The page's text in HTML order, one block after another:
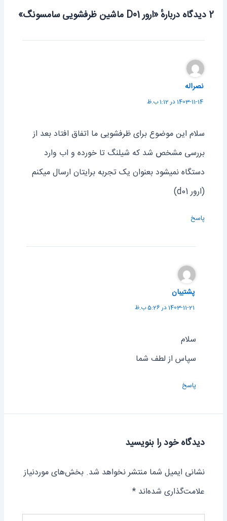
2 دیدگاه دربارهٔ «ارور D01 ماشین ظرفشویی سامسونگ»
نصراله
1403-11-14 در 1:12 ب.ظ
سلام این موضوع برای ظرفشویی ما اتفاق افتاد بعد از
بررسی مشخص شد که شیلنگ تا خورده و اب وارد
دستگاه نمیشود بعنوان یک تجربه برایتان ارسال میکنم
(ارور d01)
پاسخ
پشتیبان
1403-11-21 در 5:26 ب.ظ
سلام
سپاس از لطف شما
پاسخ
دیدگاه‌ خود را بنویسید
نشانی ایمیل شما منتشر نخواهد شد. بخش‌های موردنیاز
علامت‌گذاری شده‌اند*